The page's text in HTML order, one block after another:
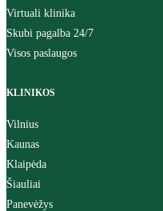
Virtuali klinika
Skubi pagalba 24/7
Visos paslaugos
KLINIKOS
Vilnius
Kaunas
Klaipėda
Šiauliai
Panevėžys